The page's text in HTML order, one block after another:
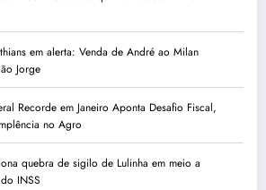
em alerta: Venda de André ao Milan
Jorge
Recorde em Janeiro Aponta Desafio Fiscal,
no Agro
quebra de sigilo de Lulinha em meio a
INSS